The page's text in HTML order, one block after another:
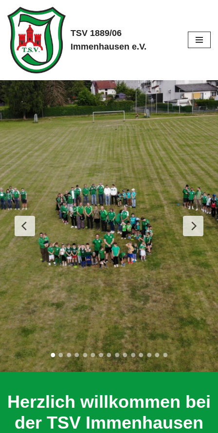
Zum
Inhalt
springen
TSV 1889/06
Immenhausen e.V.
Herzlich willkommen bei
der TSV Immenhausen